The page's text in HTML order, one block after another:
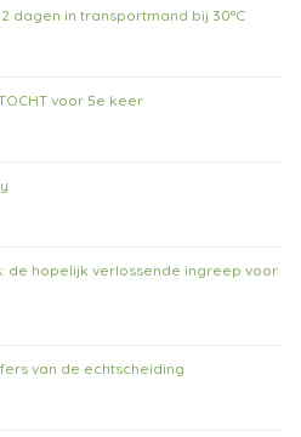
dagen in transportmand bij 30°C
voor 5e keer
de hopelijk verlossende ingreep voor
van de echtscheiding